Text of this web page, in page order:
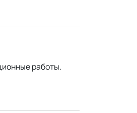
работы.